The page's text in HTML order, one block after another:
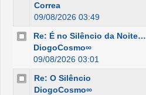
Correa
09/08/2026 03:49
Re: É no Silêncio da Noite…
DiogoCosmo∞
09/08/2026 03:01
Re: O Silêncio
DiogoCosmo∞